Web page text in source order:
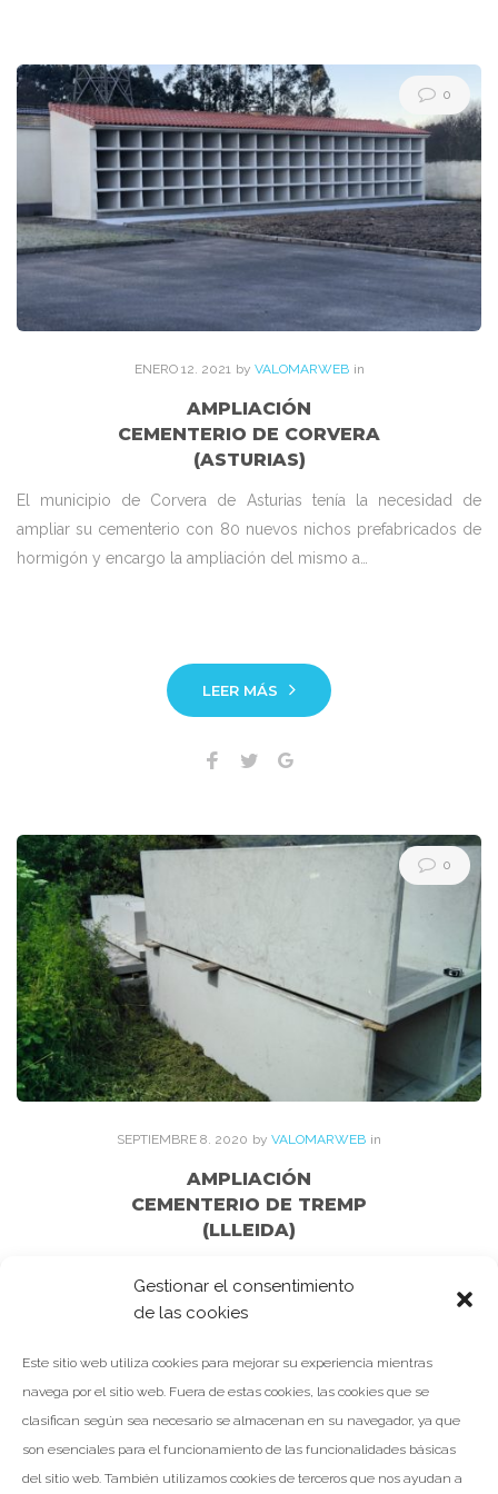
Gestionar el consentimiento
de las cookies
Este sitio web utiliza cookies para mejorar su experiencia mientras
navega por el sitio web. Fuera de estas cookies, las cookies que se
clasifican según sea necesario se almacenan en su navegador, ya que
son esenciales para el funcionamiento de las funcionalidades básicas
del sitio web. También utilizamos cookies de terceros que nos ayudan a
Etiqueta:
prefabricados
de
0
ENERO12. 2021 by VALOMARWEB in
AMPLIACIÓN
CEMENTERIO DE CORVERA
(ASTURIAS)
El municipio de Corvera de Asturias tenía la necesidad de
ampliar su cementerio con 80 nuevos nichos prefabricados de
hormigón y encargo la ampliación del mismo a…
LEER MÁS
Facebook
Twitter
0
SEPTIEMBRE 8. 2020 by VALOMARWEB in
AMPLIACIÓN
CEMENTERIO DE TREMP
(LLLEIDA)
nos encargo el suministro de NICHOS y COLUMBARIOS para la